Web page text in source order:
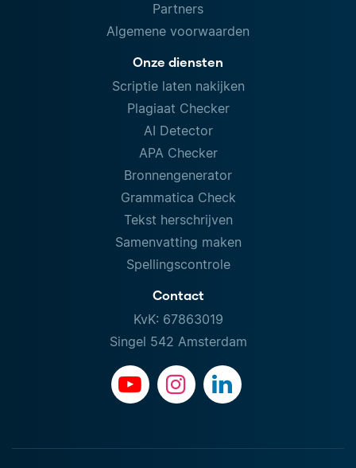
Partners
Algemene voorwaarden
Onze diensten
Scriptie laten nakijken
Plagiaat Checker
AI Detector
APA Checker
Bronnengenerator
Grammatica Check
Tekst herschrijven
Samenvatting maken
Spellingscontrole
Contact
KvK: 67863019
Singel 542 Amsterdam